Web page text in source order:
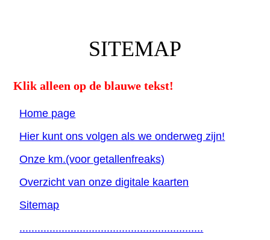
SITEMAP
Klik alleen op de blauwe tekst!
Home page
Hier kunt ons volgen als we onderweg zijn!
Onze km.(voor getallenfreaks)
Overzicht van onze digitale kaarten
Sitemap
.............................................................